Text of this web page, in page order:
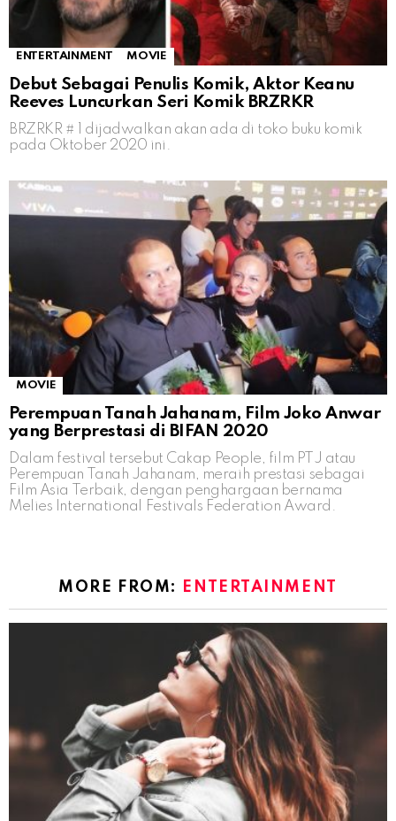
ENTERTAINMENT MOVIE
Debut Sebagai Penulis Komik, Aktor Keanu
Reeves Luncurkan Seri Komik BRZRKR
BRZRKR # 1 dijadwalkan akan ada di toko buku komik
pada Oktober 2020 ini.
MOVIE
Perempuan Tanah Jahanam, Film Joko Anwar
yang Berprestasi di BIFAN 2020
Dalam festival tersebut Cakap People, film PTJ atau
Perempuan Tanah Jahanam, meraih prestasi sebagai
Film Asia Terbaik, dengan penghargaan bernama
Melies International Festivals Federation Award.
MORE FROM: ENTERTAINMENT